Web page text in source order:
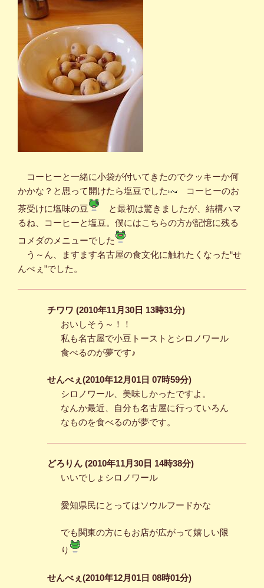
コーヒーと一緒に小袋が付いてきたのでクッキーか何
かかな？と思って開けたら塩豆でした
コーヒーのお
茶受けに塩味の豆
と最初は驚きましたが、結構ハマ
るね、コーヒーと塩豆。僕にはこちらの方が記憶に残る
コメダのメニューでした
う～ん、ますます名古屋の食文化に触れたくなった“せ
んべぇ”でした。
チワワ (2010年11月30日 13時31分)
おいしそう～！！
私も名古屋で小豆トーストとシロノワール
食べるのが夢です♪
せんべぇ(2010年12月01日 07時59分)
シロノワール、美味しかったですよ。
なんか最近、自分も名古屋に行っていろん
なものを食べるのが夢です。
どろりん (2010年11月30日 14時38分)
いいでしょシロノワール
愛知県民にとってはソウルフードかな
でも関東の方にもお店が広がって嬉しい限
り
せんべぇ(2010年12月01日 08時01分)